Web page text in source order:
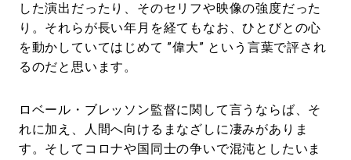
した演出だったり、そのセリフや映像の強度だった
り。それらが長い年月を経てもなお、ひとびとの心
を動かしていてはじめて ”偉大” という言葉で評され
るのだと思います。
ロベール・ブレッソン監督に関して言うならば、そ
れに加え、人間へ向けるまなざしに凄みがありま
す。そしてコロナや国同士の争いで混沌としたいま